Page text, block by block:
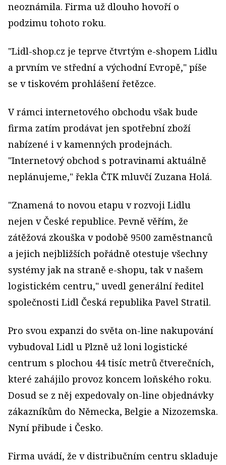
neoznámila. Firma už dlouho hovoří o
podzimu tohoto roku.
"Lidl-shop.cz je teprve čtvrtým e-shopem Lidlu
a prvním ve střední a východní Evropě," píše
se v tiskovém prohlášení řetězce.
V rámci internetového obchodu však bude
firma zatím prodávat jen spotřební zboží
nabízené i v kamenných prodejnách.
"Internetový obchod s potravinami aktuálně
neplánujeme," řekla ČTK mluvčí Zuzana Holá.
"Znamená to novou etapu v rozvoji Lidlu
nejen v České republice. Pevně věřím, že
zátěžová zkouška v podobě 9500 zaměstnanců
a jejich nejbližších pořádně otestuje všechny
systémy jak na straně e-shopu, tak v našem
logistickém centru," uvedl generální ředitel
společnosti Lidl Česká republika Pavel Stratil.
Pro svou expanzi do světa on-line nakupování
vybudoval Lidl u Plzně už loni logistické
centrum s plochou 44 tisíc metrů čtverečních,
které zahájilo provoz koncem loňského roku.
Dosud se z něj expedovaly on-line objednávky
zákazníkům do Německa, Belgie a Nizozemska.
Nyní přibude i Česko.
Firma uvádí, že v distribučním centru skladuje